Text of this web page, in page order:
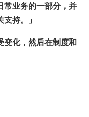
常业务的一部分，并
持。」
变化，然后在制度和